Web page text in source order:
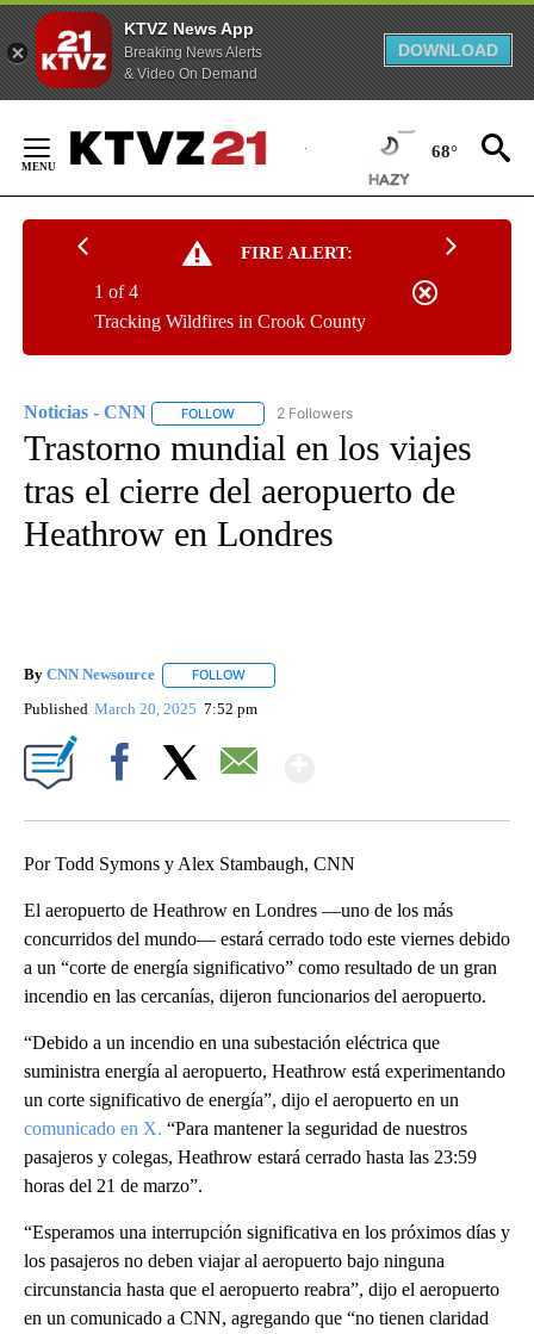
KTVZ News App
Breaking News Alerts
& Video On Demand
DOWNLOAD
Content
68°
FIRE ALERT:
Tracking Wildfires in Crook County
1 of 4
Noticias - CNN FOLLOW FOLLOW "NOTICIAS - CNN" TO RECEIVE
2 Followers
Trastorno mundial en los viajes
tras el cierre del aeropuerto de
Heathrow en Londres
By CNN Newsource FOLLOW
Published March 20, 2025 7:52 pm
Por Todd Symons y Alex Stambaugh, CNN
El aeropuerto de Heathrow en Londres —uno de los más
concurridos del mundo— estará cerrado todo este viernes debido
a un “corte de energía significativo” como resultado de un gran
incendio en las cercanías, dijeron funcionarios del aeropuerto.
“Debido a un incendio en una subestación eléctrica que
suministra energía al aeropuerto, Heathrow está experimentando
un corte significativo de energía”, dijo el aeropuerto en un
comunicado en X. “Para mantener la seguridad de nuestros
pasajeros y colegas, Heathrow estará cerrado hasta las 23:59
horas del 21 de marzo”.
“Esperamos una interrupción significativa en los próximos días y
los pasajeros no deben viajar al aeropuerto bajo ninguna
circunstancia hasta que el aeropuerto reabra”, dijo el aeropuerto
en un comunicado a CNN, agregando que “no tienen claridad